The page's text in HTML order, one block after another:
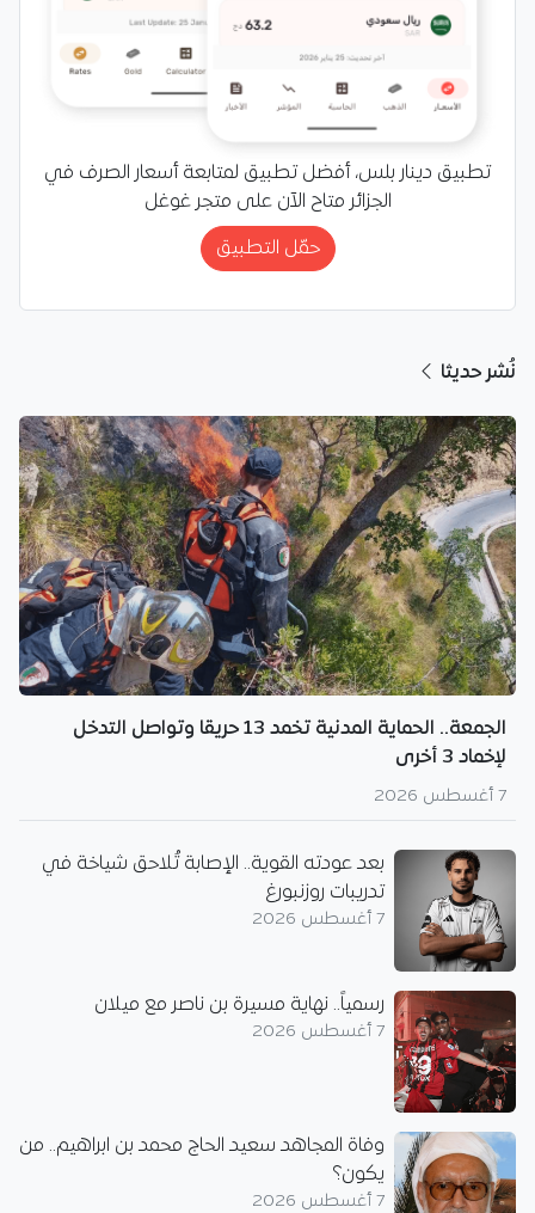
تطبيق دينار بلس، أفضل تطبيق لمتابعة أسعار الصرف في
الجزائر متاح الآن على متجر غوغل
حمّل التطبيق
نُشر حديثا
الجمعة.. الحماية المدنية تخمد 13 حريقا وتواصل التدخل
لإخماد 3 أخرى
7 أغسطس 2026
بعد عودته القوية.. الإصابة تُلاحق شياخة في
تدريبات روزنبورغ
7 أغسطس 2026
رسمياً.. نهاية مسيرة بن ناصر مع ميلان
7 أغسطس 2026
وفاة المجاهد سعيد الحاج محمد بن ابراهيم.. من
يكون؟
7 أغسطس 2026